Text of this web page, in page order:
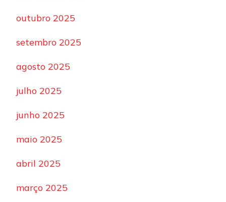
outubro 2025
setembro 2025
agosto 2025
julho 2025
junho 2025
maio 2025
abril 2025
março 2025